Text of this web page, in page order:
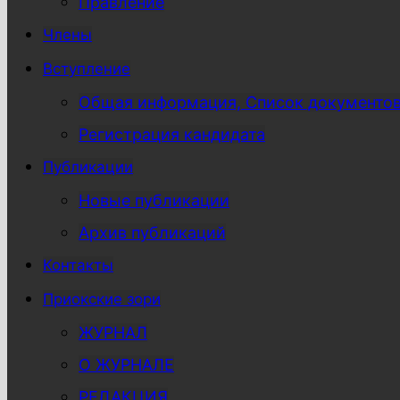
Члены
Вступление
Общая информация, Список
Регистрация кандидата
Публикации
Новые публикации
Архив публикаций
Контакты
Приокские зори
ЖУРНАЛ
О ЖУРНАЛЕ